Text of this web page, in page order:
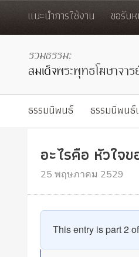
แนะนำการใช้งาน ขอรับ
ธรรมนิพนธ์ ธรรมนิพนธ์
อะไรคือ หัวใจ
25 พฤษภาคม 2529
This entry is part 2